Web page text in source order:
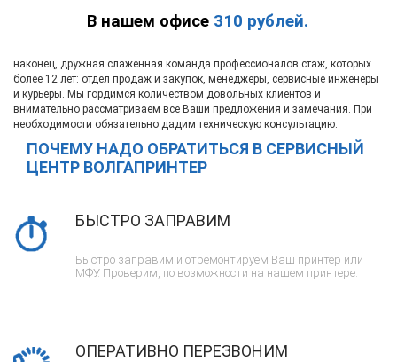
В нашем офисе 310 рублей.
наконец, дружная слаженная команда профессионалов стаж, которых
более 12 лет: отдел продаж и закупок, менеджеры, сервисные инженеры
и курьеры. Мы гордимся количеством довольных клиентов и
внимательно рассматриваем все Ваши предложения и замечания. При
необходимости обязательно дадим техническую консультацию.
ПОЧЕМУ НАДО ОБРАТИТЬСЯ В СЕРВИСНЫЙ
ЦЕНТР ВОЛГАПРИНТЕР
БЫСТРО ЗАПРАВИМ
Быстро заправим и отремонтируем Ваш принтер или
МФУ. Проверим, по возможности на нашем принтере.
ОПЕРАТИВНО ПЕРЕЗВОНИМ